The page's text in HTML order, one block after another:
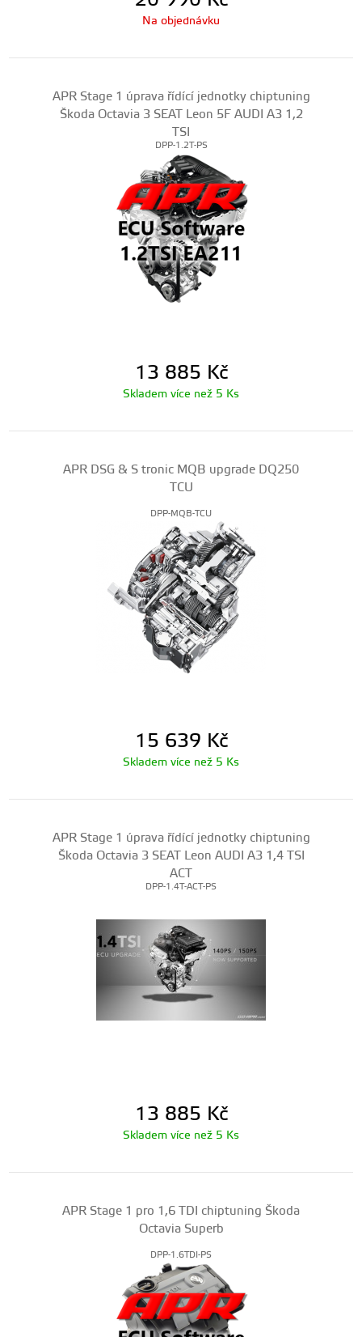
Na objednávku
APR Stage 1 úprava řídící jednotky chiptuning
Škoda Octavia 3 SEAT Leon 5F AUDI A3 1,2
TSI
DPP-1.2T-PS
13 885 Kč
Skladem více než 5 Ks
APR DSG & S tronic MQB upgrade DQ250
TCU
DPP-MQB-TCU
15 639 Kč
Skladem více než 5 Ks
APR Stage 1 úprava řídící jednotky chiptuning
Škoda Octavia 3 SEAT Leon AUDI A3 1,4 TSI
ACT
DPP-1.4T-ACT-PS
13 885 Kč
Skladem více než 5 Ks
APR Stage 1 pro 1,6 TDI chiptuning Škoda
Octavia Superb
DPP-1.6TDI-PS